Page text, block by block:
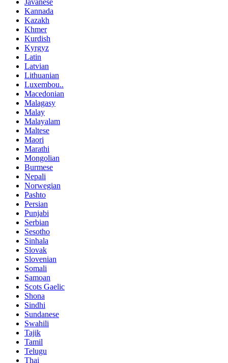
Kannada
Kazakh
Khmer
Kurdish
Kyrgyz
Latin
Latvian
Lithuanian
Luxembou..
Macedonian
Malagasy
Malay
Malayalam
Maltese
Maori
Marathi
Mongolian
Burmese
Nepali
Norwegian
Pashto
Persian
Punjabi
Serbian
Sesotho
Sinhala
Slovak
Slovenian
Somali
Samoan
Scots Gaelic
Shona
Sindhi
Sundanese
Swahili
Tajik
Tamil
Telugu
Thai